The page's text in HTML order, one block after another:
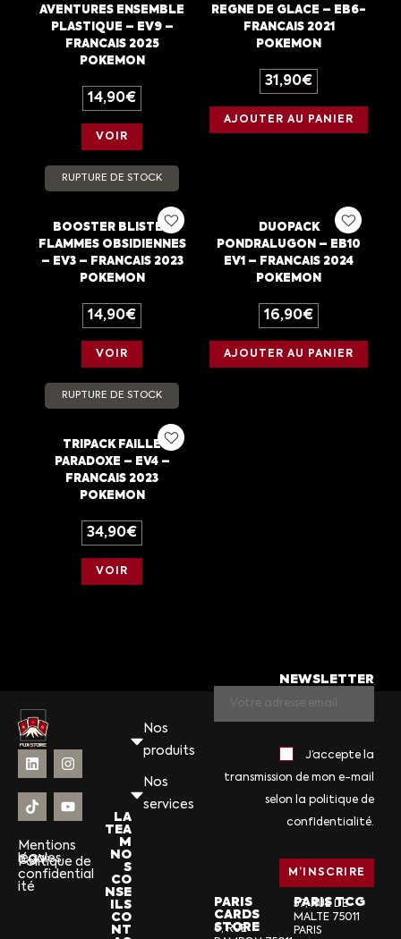
AVENTURES ENSEMBLE
PLASTIQUE – EV9 –
FRANCAIS 2025
POKEMON
14,90€
VOIR
REGNE DE GLACE – EB6-
FRANCAIS 2021
POKEMON
31,90€
AJOUTER AU PANIER
RUPTURE DE STOCK
BOOSTER BLISTER
FLAMMES OBSIDIENNES
– EV3 – FRANCAIS 2023
POKEMON
14,90€
VOIR
DUOPACK
PONDRALUGON – EB10
EV1 – FRANCAIS 2024
POKEMON
16,90€
AJOUTER AU PANIER
RUPTURE DE STOCK
TRIPACK FAILLE
PARADOXE – EV4 –
FRANCAIS 2023
POKEMON
34,90€
VOIR
Mentions
légales
CGV
Politique de
confidential
ité
Nos
produits
Nos
services
LA
TEA
M
NO
S
CO
NSE
ILS
CO
NT
NEWSLETTER
J’accepte la
transmission de mon e-mail
selon la politique de
confidentialité.
PARIS
CARDS
STORE
6, RUE
PARIS TCG
57, RUE DE
MALTE 75011
PARIS